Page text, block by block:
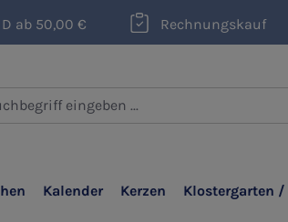
ab 50,00 € Rechnungskauf
Kalender Kerzen Klostergarten /